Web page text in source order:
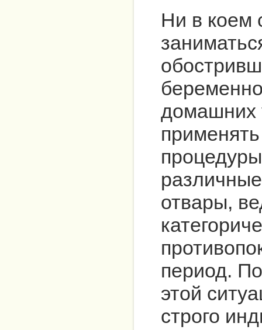
Ни в коем
домашних
отвары,
период.
этой
строго